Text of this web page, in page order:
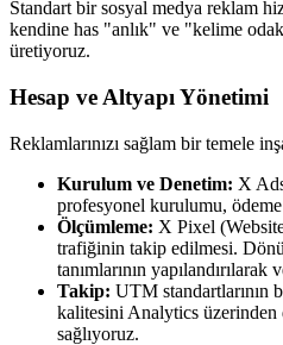
Standart bir sosyal medya reklam
kendine has "anlık" ve "kelime
üretiyoruz.
Hesap ve Altyapı Yönetimi
Reklamlarınızı sağlam bir temele
Kurulum ve Denetim: X
profesyonel kurulumu,
Ölçümleme: X Pixel
trafiğinin takip edilmesi.
tanımlarının
Takip: UTM standartlarının
kalitesini Analytics
sağlıyoruz.